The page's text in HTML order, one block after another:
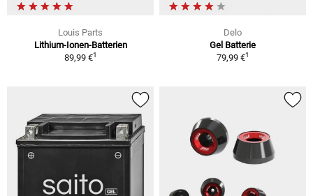
Louis Parts
Lithium-Ionen-Batterien
89,99 €1
Delo
Gel Batterie
79,99 €1